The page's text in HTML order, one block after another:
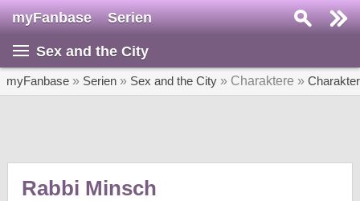
myFanbase Serien
Sex and the City
myFanbase » Serien » Sex and the City » Charaktere »
Rabbi Minsch
Serie suchen...
SERIEN